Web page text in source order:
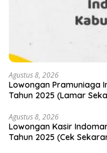
Agustus 8, 2026
Lowongan Pramuniaga
Tahun 2025 (Lamar
Agustus 8, 2026
Lowongan Kasir
Tahun 2025 (Cek